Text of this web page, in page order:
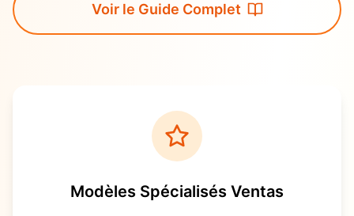
Voir le Guide Complet
Modèles Spécialisés Ventas